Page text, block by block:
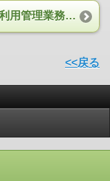
天津神（あまつみ）：公共機関向け利用管理業務スイート
<<戻る